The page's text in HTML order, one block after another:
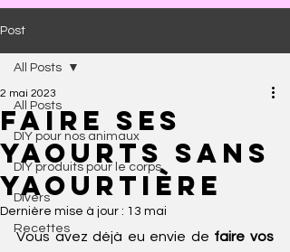
Post
All Posts
DIY pour nos animaux
DIY produits pour le corps
Divers
Recettes
All Posts
Faire ses
yaourts sans
yaourtière
2 mai 2023
Dernière mise à jour : 13 mai
Vous avez déjà eu envie de faire vos